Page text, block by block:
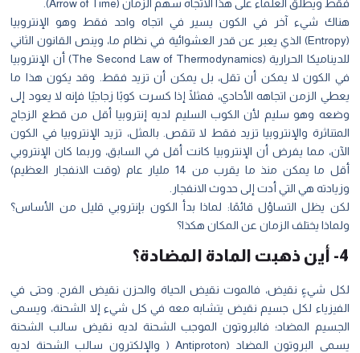
فقط ويطلق العلماء على هذا الاتجاه سهم الزمان (Arrow of Time).
هناك شيء آخر في الكون يسير في اتجاه واحد فقط وهو الإنتروبيا
(Entropy) الذي يعبر عن قدر العشوائية في نظام ما، وينص القانون الثاني
للديناميكا الحرارية (The Second Law of Thermodynamics) أن الإنتروبيا
في الكون لا يمكن أن تقل، بل يمكن أن تزيد فقط. وقد يكون هذا ما
يعطي الزمن اتجاهه الأحادي، فمثلًا إذا كسرت كوبًا زجاجيًا فإنه لا يعود إلى
وضعه وهو سليم لأن الكوب السليم لديه إنتروبيا أقل من قطع الزجاج
المتناثرة والإنتروبيا تزيد فقط لا تنقص. بالمثل، تزيد الإنتروبيا في الكون
الآن، مما يفرض أن الإنتروبيا كانت أقل في السابق، وربما كان الإنتروبي
أقل ما يمكن منذ ما يقرب من 14 مليار عام (وقت الانفجار العظيم)
وزيادته هي التي أدت إلى حدوث الانفجار.
لكن يظل التساؤل قائمًا: لماذا بدأ الكون بإنتروبي قليل من الأساس؟
ولماذا يختلف الزمان عن المكان هكذا؟
4- أين ذهبت المادة المضادة؟
لكل شيءٍ نقيض، فالموت نقيض الحياة والحزن نقيض الفرح. وحتى في
الفيزياء لكل جسيم نقيض يتشابه معه في كل شيء إلا الشحنة، ويسمى
الجسيم المضاد؛ فالبروتون الموجب الشحنة لديه نقيض سالب الشحنة
يسمى البروتون المضاد (Antiproton ( والإلكترون سالب الشحنة لديه